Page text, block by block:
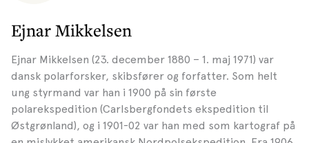
Ejnar Mikkelsen
Ejnar Mikkelsen (23. december 1880 – 1. maj 1971) var
dansk polarforsker, skibsfører og forfatter. Som helt
ung styrmand var han i 1900 på sin første
polarekspedition (Carlsbergfondets ekspedition til
Østgrønland), og i 1901-02 var han med som kartograf på